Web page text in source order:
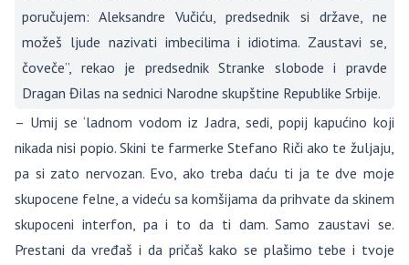
poručujem: Aleksandre Vučiću, predsednik si države, ne
možeš ljude nazivati imbecilima i idiotima. Zaustavi se,
čoveče”, rekao je predsednik Stranke slobode i pravde
Dragan Đilas na sednici Narodne skupštine Republike Srbije.
– Umij se ‘ladnom vodom iz Jadra, sedi, popij kapućino koji
nikada nisi popio. Skini te farmerke Stefano Riči ako te žuljaju,
pa si zato nervozan. Evo, ako treba daću ti ja te dve moje
skupocene felne, a videću sa komšijama da prihvate da skinem
skupoceni interfon, pa i to da ti dam. Samo zaustavi se.
Prestani da vređaš i da pričaš kako se plašimo tebe i tvoje